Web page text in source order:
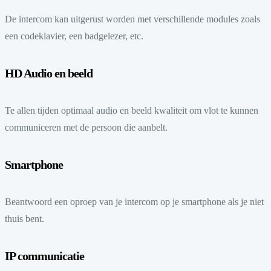
De intercom kan uitgerust worden met verschillende modules zoals
een codeklavier, een badgelezer, etc.
HD Audio en beeld
Te allen tijden optimaal audio en beeld kwaliteit om vlot te kunnen
communiceren met de persoon die aanbelt.
Smartphone
Beantwoord een oproep van je intercom op je smartphone als je niet
thuis bent.
IP communicatie